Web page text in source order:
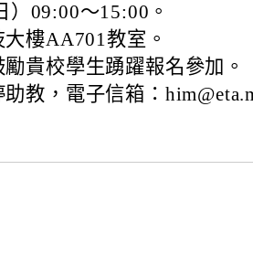
09:00～15:00。
樓AA701教室。
貴校學生踴躍報名參加。
教，電子信箱：